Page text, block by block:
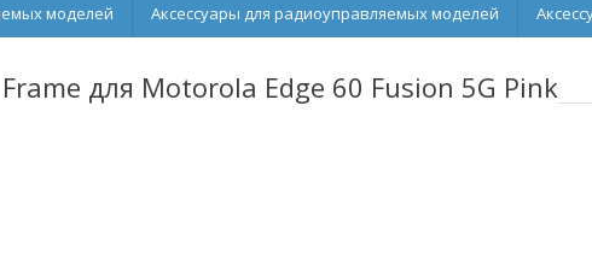
моделей Аксессуары для радиоуправляемых моделей
для Motorola Edge 60 Fusion 5G Pink